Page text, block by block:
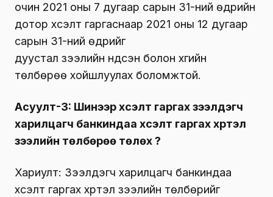
очин 2021 оны 7 дугаар сарын 31-ний өдрийн
дотор хүсэлт гаргаснаар 2021 оны 12 дугаар
сарын 31-ний өдрийг
дуустал зээлийн үндсэн болон хүүгийн
төлбөрөө хойшлуулах боломжтой.
Асуулт-3: Шинээр хүсэлт гаргах зээлдэгч
харилцагч банкиндаа хүсэлт гаргах хүртэл
зээлийн төлбөрөө төлөх үү?
Хариулт: Зээлдэгч харилцагч банкиндаа
хүсэлт гаргах хүртэл зээлийн төлбөрийг